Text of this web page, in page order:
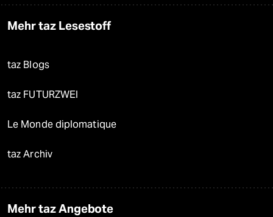
Mehr taz Lesestoff
taz Blogs
taz FUTURZWEI
Le Monde diplomatique
taz Archiv
Mehr taz Angebote